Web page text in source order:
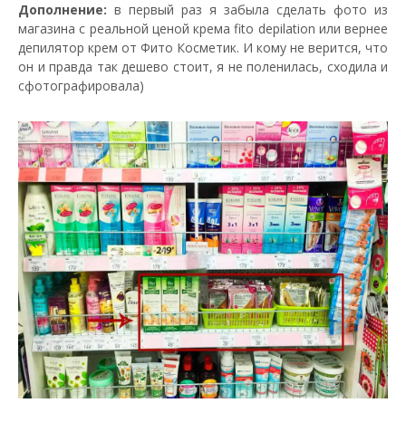
Дополнение: в первый раз я забыла сделать фото из
магазина с реальной ценой крема fito depilation или вернее
депилятор крем от Фито Косметик. И кому не верится, что
он и правда так дешево стоит, я не поленилась, сходила и
сфотографировала)